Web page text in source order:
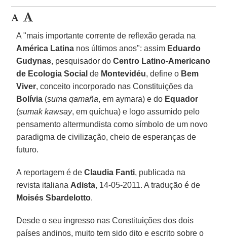
A "mais importante corrente de reflexão gerada na
América Latina nos últimos anos": assim Eduardo
Gudynas, pesquisador doCentro Latino-Americano
de Ecologia Social de Montevidéu, define o Bem
Viver, conceito incorporado nas Constituições da
Bolívia (suma qamaña, em aymara) e do Equador
(sumak kawsay, em quíchua) e logo assumido pelo
pensamento altermundista como símbolo de um novo
paradigma de civilização, cheio de esperanças de
futuro.
A reportagem é deClaudia Fanti, publicada na
revista italiana Adista, 14-05-2011. A tradução é de
Moisés Sbardelotto.
Desde o seu ingresso nas Constituições dos dois
países andinos, muito tem sido dito e escrito sobre o